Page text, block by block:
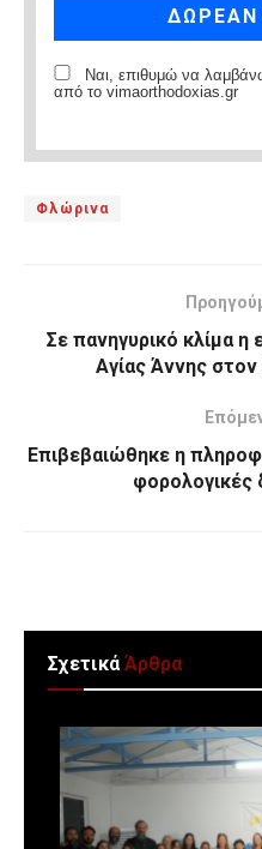
Ναι, επιθυμώ να
από το vimaorthodoxias.gr
Φλώρινα
Σε πανηγυρικό κλίμα
Αγίας Άννης
Επιβεβαιώθηκε η
φορολογικές
ΣχετικάΆρθρα